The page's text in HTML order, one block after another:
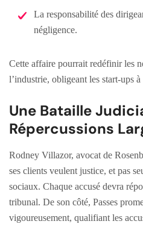
La responsabilité des
négligence.
Cette affaire pourrait redéfinir les
l’industrie, obligeant les start-ups
Une Bataille
Répercussions
Rodney Villazor, avocat de
ses clients veulent justice, et pas
sociaux. Chaque accusé devra
tribunal. De son côté, Passes
vigoureusement, qualifiant les